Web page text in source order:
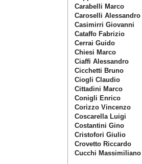
Carabelli Marco
Caroselli Alessandro
Casimirri Giovanni
Cataffo Fabrizio
Cerrai Guido
Chiesi Marco
Ciaffi Alessandro
Cicchetti Bruno
Ciogli Claudio
Cittadini Marco
Conigli Enrico
Corizzo Vincenzo
Coscarella Luigi
Costantini Gino
Cristofori Giulio
Crovetto Riccardo
Cucchi Massimiliano